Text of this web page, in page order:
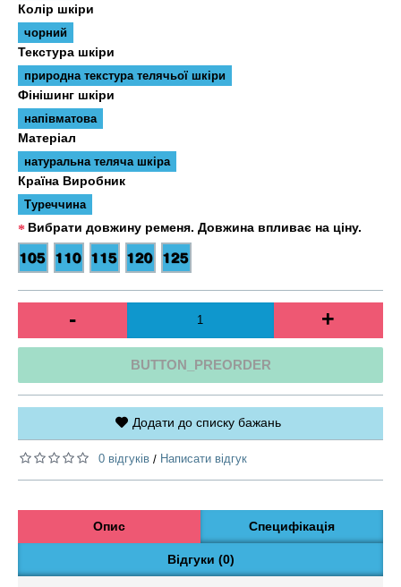
Колір шкіри
чорний
Текстура шкіри
природна текстура телячьої шкіри
Фінішинг шкіри
напівматова
Матеріал
натуральна теляча шкіра
Країна Виробник
Туреччина
Вибрати довжину ременя. Довжина впливає на ціну.
- +
BUTTON_PREORDER
Додати до списку бажань
0 відгуків / Написати відгук
Опис Специфікація
Відгуки (0)